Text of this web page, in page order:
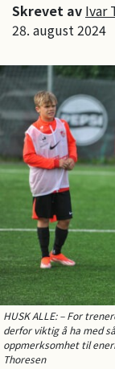
Skrevet av Ivar
28. august 2024
HUSK ALLE: – For
derfor viktig å ha med
oppmerksomhet til
Thoresen